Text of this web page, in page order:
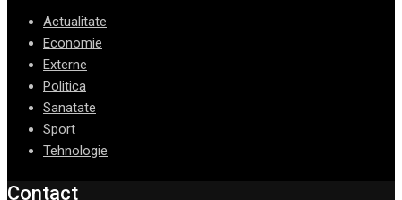
Actualitate
Economie
Externe
Politica
Sanatate
Sport
Tehnologie
Contact